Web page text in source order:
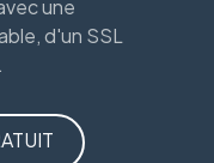
une
d'un SSL